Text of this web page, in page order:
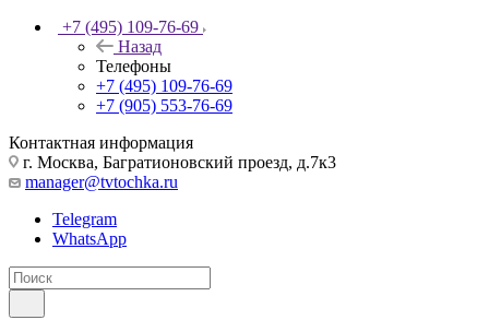
+7 (495) 109-76-69
Назад
Телефоны
+7 (495) 109-76-69
+7 (905) 553-76-69
Контактная информация
г. Москва, Багратионовский проезд, д.7к3
manager@tvtochka.ru
Telegram
WhatsApp